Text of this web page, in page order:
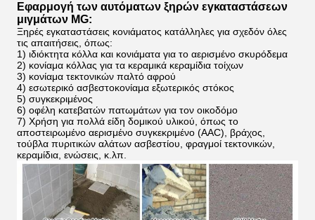
Εφαρμογή των αυτόματων ξηρών εγκαταστάσεων
μιγμάτων MG:
Ξηρές εγκαταστάσεις κονιάματος κατάλληλες για σχεδόν όλες
τις απαιτήσεις, όπως:
1) ιδιόκτητα κόλλα και κονιάματα για το αερισμένο σκυρόδεμα
2) κονίαμα κόλλας για τα κεραμικά κεραμίδια τοίχων
3) κονίαμα τεκτονικών παλτό αφρού
4) εσωτερικό ασβεστοκονίαμα εξωτερικός στόκος
5) συγκεκριμένος
6) οφέλη κατεβατών πατωμάτων για τον οικοδόμο
7) Χρήση για πολλά είδη δομικού υλικού, όπως το
αποστειρωμένο αερισμένο συγκεκριμένο (AAC), βράχος,
τούβλα πυριτικών αλάτων ασβεστίου, φραγμοί τεκτονικών,
κεραμίδια, ενώσεις, κ.λπ.